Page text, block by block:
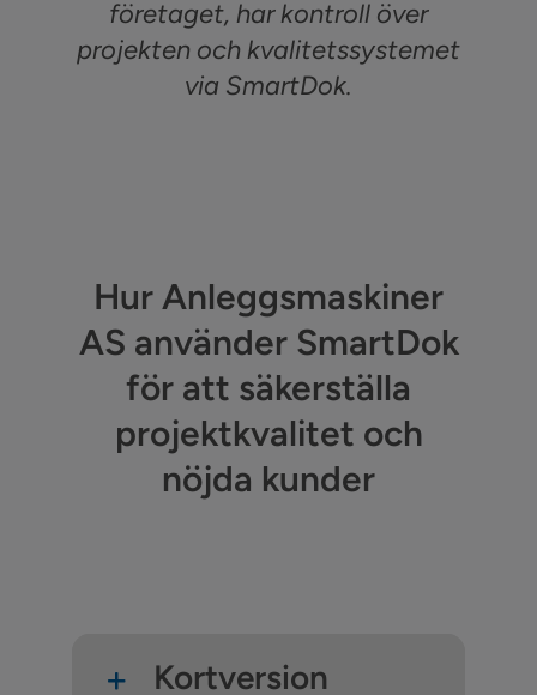
företaget, har kontroll över
projekten och kvalitetssystemet
via SmartDok.
Hur Anleggsmaskiner
AS använder SmartDok
för att säkerställa
projektkvalitet och
nöjda kunder
Kortversion